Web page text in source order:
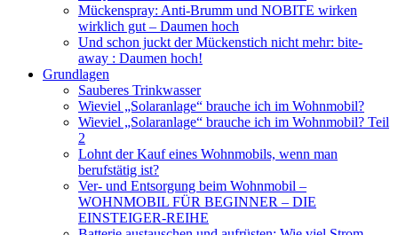
Mückenspray: Anti-Brumm und NOBITE wirken
wirklich gut – Daumen hoch
Und schon juckt der Mückenstich nicht mehr: bite-
away : Daumen hoch!
Grundlagen
Sauberes Trinkwasser
Wieviel „Solaranlage“ brauche ich im Wohnmobil?
Wieviel „Solaranlage“ brauche ich im Wohnmobil? Teil
2
Lohnt der Kauf eines Wohnmobils, wenn man
berufstätig ist?
Ver- und Entsorgung beim Wohnmobil –
WOHNMOBIL FÜR BEGINNER – DIE
EINSTEIGER-REIHE